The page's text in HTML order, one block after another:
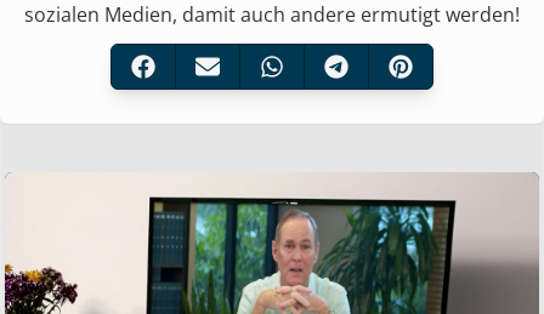
sozialen Medien, damit auch andere ermutigt werden!